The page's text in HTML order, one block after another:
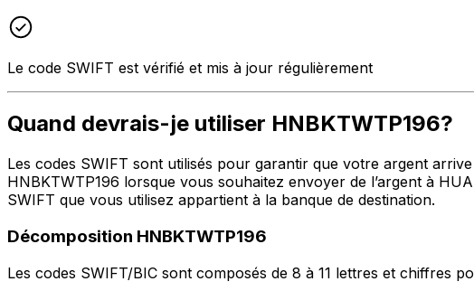
Le code SWIFT est vérifié et mis à jour régulièrement
Quand devrais-je utiliser HNBKTWTP196?
Les codes SWIFT sont utilisés pour garantir que votre argent
HNBKTWTP196 lorsque vous souhaitez envoyer de l’argent à
SWIFT que vous utilisez appartient à la banque de destination.
Décomposition HNBKTWTP196
Les codes SWIFT/BIC sont composés de 8 à 11 lettres et chiffres